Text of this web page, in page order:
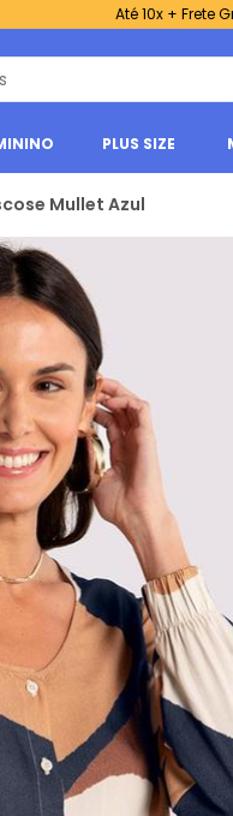
Até 10x + Frete
PLUS SIZE
Mullet Azul